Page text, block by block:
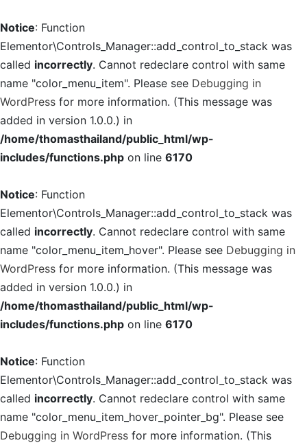
Notice: Function
Elementor\Controls_Manager::add_control_to_stack was
called incorrectly. Cannot redeclare control with same
name "color_menu_item". Please see Debugging in
WordPress for more information. (This message was
added in version 1.0.0.) in
/home/thomasthailand/public_html/wp-
includes/functions.php on line 6170
Notice: Function
Elementor\Controls_Manager::add_control_to_stack was
called incorrectly. Cannot redeclare control with same
name "color_menu_item_hover". Please see Debugging in
WordPress for more information. (This message was
added in version 1.0.0.) in
/home/thomasthailand/public_html/wp-
includes/functions.php on line 6170
Notice: Function
Elementor\Controls_Manager::add_control_to_stack was
called incorrectly. Cannot redeclare control with same
name "color_menu_item_hover_pointer_bg". Please see
Debugging in WordPress for more information. (This